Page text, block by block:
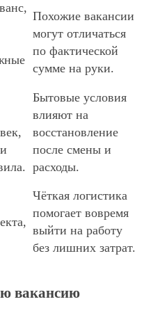
Похожие вакансии
могут отличаться
по фактической
сумме на руки.
Бытовые условия
влияют на
восстановление
после смены и
расходы.
Чёткая логистика
помогает вовремя
выйти на работу
без лишних затрат.
вакансию